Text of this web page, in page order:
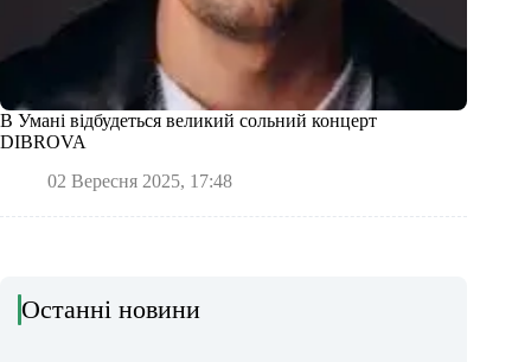
В Умані відбудеться великий сольний концерт
DIBROVA
02 Вересня 2025, 17:48
Останні новини